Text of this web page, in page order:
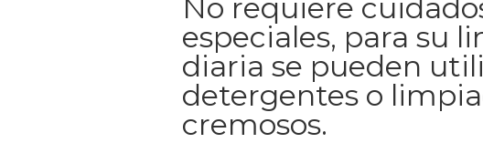
No requiere
especiales, para su
diaria se pueden
detergentes o
cremosos.